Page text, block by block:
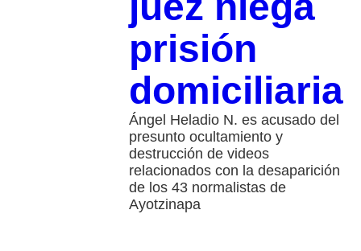
prisión
domiciliaria
Ángel Heladio N. es acusado del
presunto ocultamiento y
destrucción de videos
relacionados con la desaparición
de los 43 normalistas de
Ayotzinapa